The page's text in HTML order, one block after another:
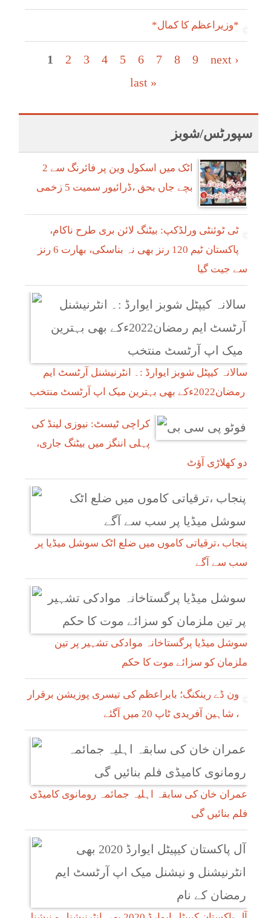
*وزیراعظم کا کمال*
Pages
1 2 3 4 5 6 7 8 9
next ›
last »
سپورٹس/شوبز
اٹک میں اسکول وین پر فائرنگ سے 2
بچے جاں بحق ،ڈرائیور سمیت 5 زخمی
ٹی ٹوئنٹی ورلڈکپ: بیٹنگ لائن بری طرح ناکام،
پاکستان ٹیم 120 رنز بھی نہ بناسکی، بھارت 6 رنز
سے جیت گیا
سالانہ کیپٹل شوبز ایوارڈ :۔ انٹرنیشنل آرٹسٹ ایم
کراچی ٹیسٹ: نیوزی لینڈ کی
پہلی اننگز میں بیٹنگ جاری،
دو کھلاڑی آؤٹ
پنجاب ،ترقیاتی کاموں میں ضلع اٹک سوشل میڈیا پر
سب سے آگے
سوشل میڈیا پرگستاخانہ موادکی تشہیر پر تین
ملزمان کو سزائے موت کا حکم
ون ڈے رینکنگ؛ بابراعظم کی تیسری پوزیشن برقرار
، شاہین آفریدی ٹاپ 20 میں آگئے
عمران خان کی سابقہ اہلیہ جمائمہ رومانوی کامیڈی
فلم بنائیں گی